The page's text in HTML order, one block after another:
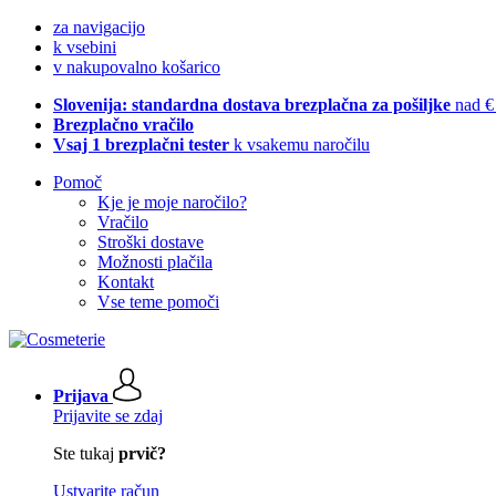
za navigacijo
k vsebini
v nakupovalno košarico
Slovenija: standardna dostava brezplačna za pošiljke nad
Brezplačno vračilo
Vsaj 1 brezplačni tester k vsakemu naročilu
Pomoč
Kje je moje naročilo?
Vračilo
Stroški dostave
Možnosti plačila
Kontakt
Vse teme pomoči
Prijava
Prijavite se zdaj
Ste tukaj prvič?
Ustvarite račun